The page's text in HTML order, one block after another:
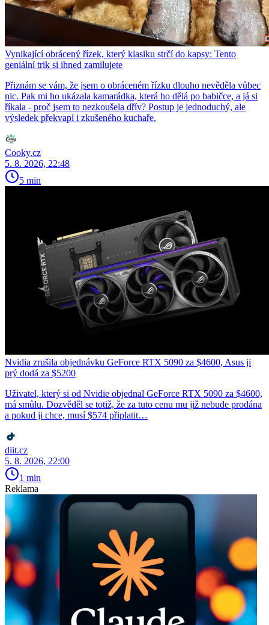
Vynikající obrácený řízek, který klasiku strčí do kapsy: Tento
geniální trik si ihned zamilujete
Přiznám se vám, že jsem o obráceném řízku dlouho nevěděla vůbec
nic. Pak mi ho ukázala kamarádka, která ho dělá po babičce, a já si
říkala - proč jsem to nezkoušela dřív? Postup je jednoduchý, ale
výsledek překvapí i zkušeného kuchaře.
Cooky.cz
5. 8. 2026, 22:48
5 min
Nvidia zrušila objednávku GeForce RTX 5090 za $4600, Asus ji
prý dodá za $5200
Uživatel, který si od Nvidie objednal GeForce RTX 5090 za $4600,
má smůlu. Dozvěděl se totiž, že za tuto cenu mu již nebude prodána
a pokud ji chce, musí $574 připlatit…
diit.cz
5. 8. 2026, 22:00
1 min
Reklama